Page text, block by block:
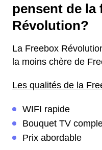
pensent de la
Révolution?
La Freebox
la moins chère de
Les qualités de la
WIFI rapide
Bouquet TV
Prix abordable